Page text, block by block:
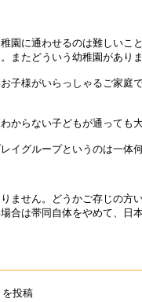
に通わせるのは難しいこ
またどういう幼稚園がありま
様がいらっしゃるご家庭
らない子どもが通っても大
グループというのは一体何
ません。どうかご存じの方
合は帯同自体をやめて、日
を投稿